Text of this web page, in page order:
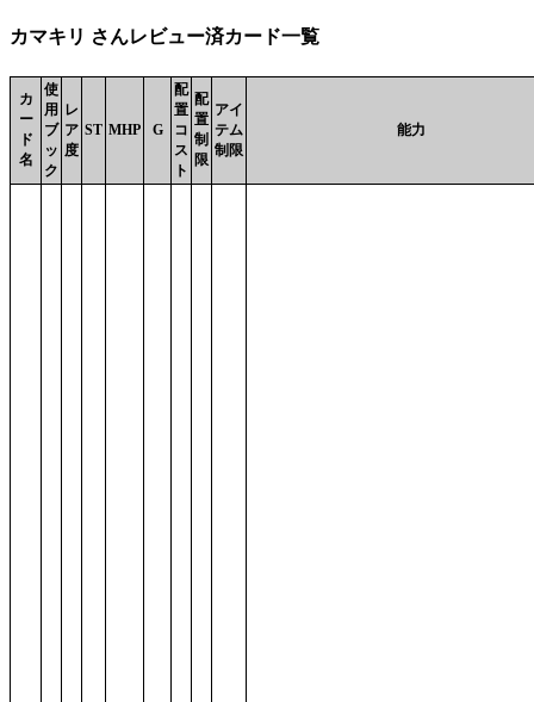
カマキリ さんレビュー済カード一覧
カ
ー
ド
名
使
用
ブ
ッ
ク
レ
ア
度
ST MHP G
配
置
コ
ス
ト
配
置
制
限
アイ
テム
制限
能力